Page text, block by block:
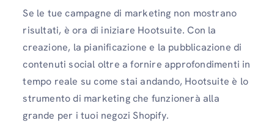
Se le tue campagne di marketing non mostrano
risultati, è ora di iniziare Hootsuite. Con la
creazione, la pianificazione e la pubblicazione di
contenuti social oltre a fornire approfondimenti in
tempo reale su come stai andando, Hootsuite è lo
strumento di marketing che funzionerà alla
grande per i tuoi negozi Shopify.